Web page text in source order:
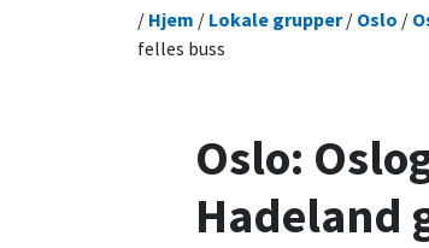
/ Hjem / Lokale grupper/ Oslo /
felles buss
Oslo:
Hadeland